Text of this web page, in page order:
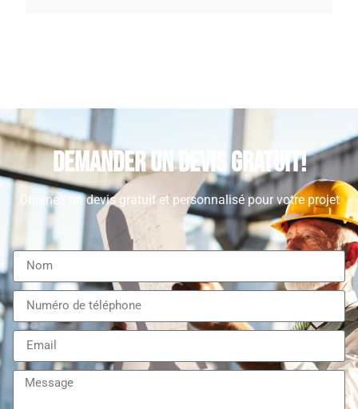
Demander un devis gratuit!
Obtenez un devis gratuit et personnalisé pour votre projet